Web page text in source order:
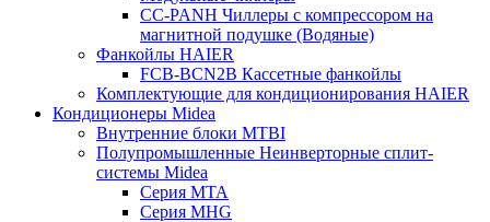
CC-PANH Чиллеры с компрессором на
магнитной подушке (Водяные)
Фанкойлы HAIER
FCB-BCN2B Кассетные фанкойлы
Комплектующие для кондиционирования HAIER
Кондиционеры Midea
Внутренние блоки MTBI
Полупромышленные Неинверторные сплит-
системы Midea
Серия MTA
Серия MHG